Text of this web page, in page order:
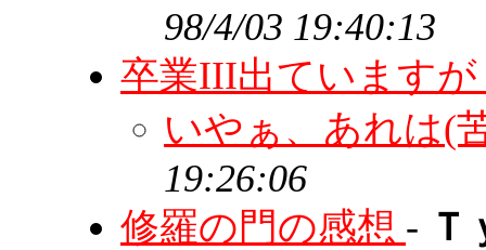
98/4/03 19:40:13
卒業III出ていますが
いやぁ、あれは(
19:26:06
修羅の門の感想 - Ｔ